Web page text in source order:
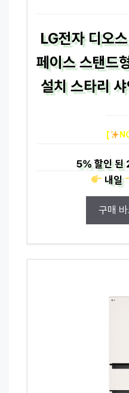
LG전자 디오
페이스 스탠드
설치 스타리
[
5%할인 된
내일
구매